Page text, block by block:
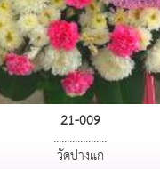
21-009
....................
วัดปางแก